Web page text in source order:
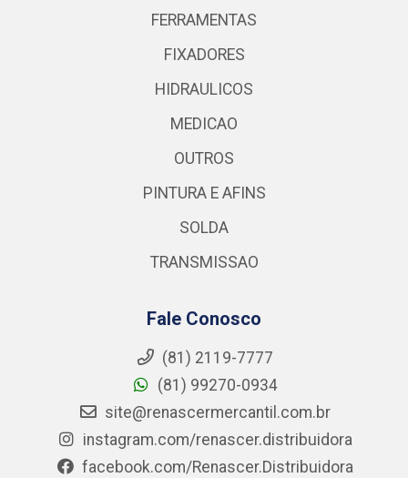
FERRAMENTAS
FIXADORES
HIDRAULICOS
MEDICAO
OUTROS
PINTURA E AFINS
SOLDA
TRANSMISSAO
Fale Conosco
(81) 2119-7777
(81) 99270-0934
site@renascermercantil.com.br
instagram.com/renascer.distribuidora
facebook.com/Renascer.Distribuidora